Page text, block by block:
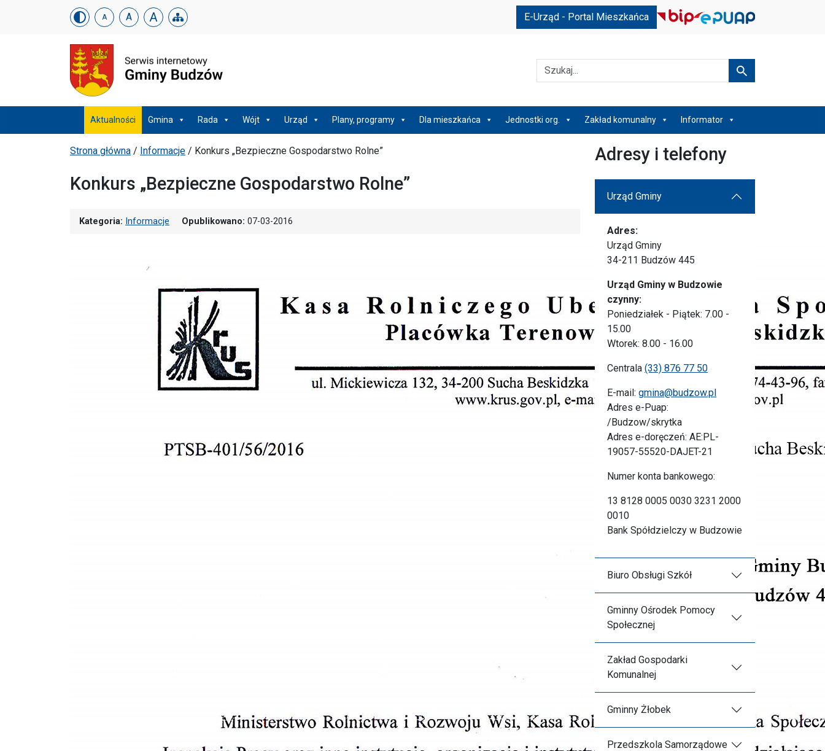
Urząd Gminy w Budzowie
Skip menu A A A E-Urząd - Portal Mieszkańca
Szukaj Szukaj
Menu główneAktualności Gmina Rada Wójt Urząd Plany, programy Dla mieszkańca Jednostki org. Zakład komunalny Informator
Ścieżka powrotu
Strona główna / Informacje / Konkurs „Bezpieczne Gospodarstwo Rolne”
Konkurs „Bezpieczne Gospodarstwo Rolne”
Kategoria: Informacje Opublikowano: 07-03-2016
Adresy i telefony
Urząd Gminy
Adres:
Urząd Gminy
34-211 Budzów 445
Urząd Gminy w Budzowie
czynny:
Poniedziałek - Piątek: 7.00 -
15.00
Wtorek: 8.00 - 16.00
Centrala (33) 876 77 50
E-mail: gmina@budzow.pl
Adres e-Puap:
/Budzow/skrytka
Adres e-doręczeń: AE:PL-
19057-55520-DAJET-21
Numer konta bankowego:
13 8128 0005 0030 3231 2000
0010
Bank Spółdzielczy w Budzowie
Biuro Obsługi Szkół
Gminny Ośrodek Pomocy
Społecznej
Zakład Gospodarki
Komunalnej
Gminny Żłobek
Przedszkola Samorządowe